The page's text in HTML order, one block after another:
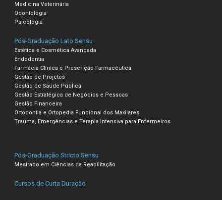
Medicina Veterinária
Odontologia
Psicologia
Pós-Graduação Lato Sensu
Estética e Cosmética Avançada
Endodontia
Farmácia Clínica e Prescrição Farmacêutica
Gestão de Projetos
Gestão de Saúde Pública
Gestão Estratégica de Negócios e Pessoas
Gestão Financeira
Ortodontia e Ortopedia Funcional dos Maxilares
Trauma, Emergências e Terapia Intensiva para Enfermeiros
Pós-Graduação Stricto Sensu
Mestrado em Ciências da Reabilitação
Cursos de Curta Duração